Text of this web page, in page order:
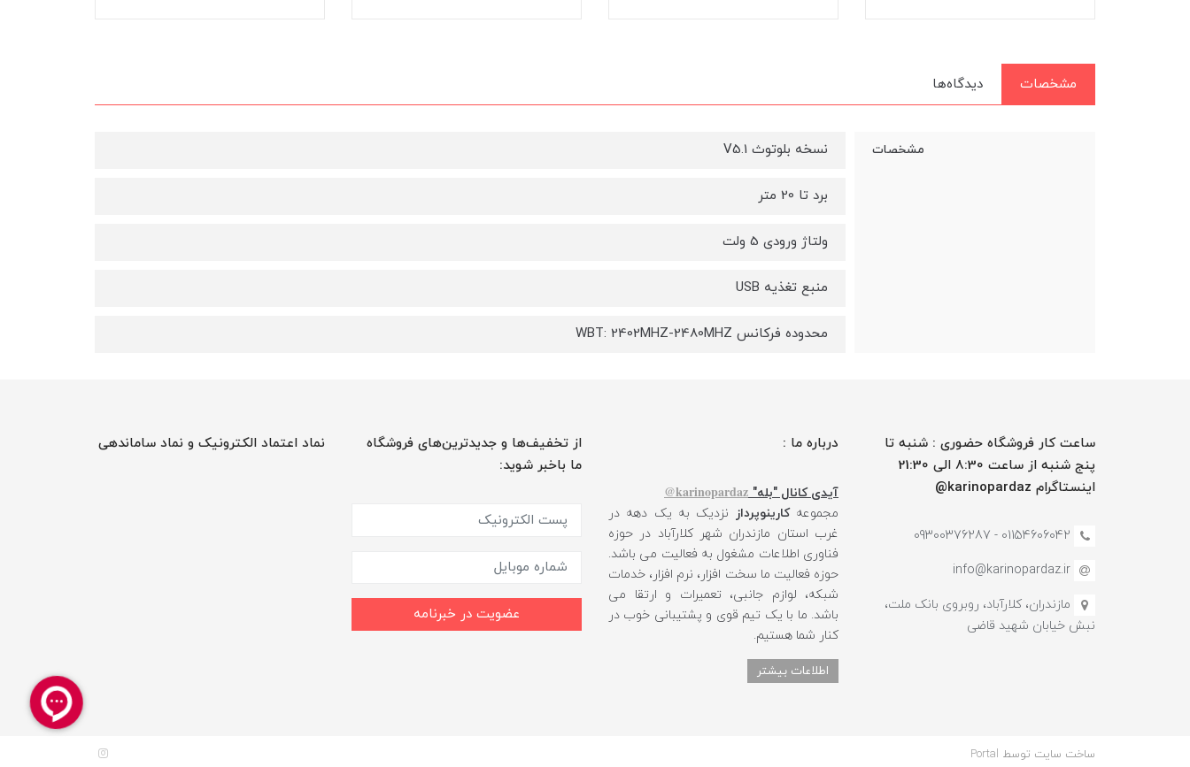
مشخصات دیدگاه‌ها
مشخصات نسخه بلوتوث V5.1
برد تا 20 متر
ولتاژ ورودی 5 ولت
منبع تغذیه USB
محدوده فرکانس WBT: 2402MHZ-2480MHZ
ساعت کار فروشگاه حضوری : شنبه تا
پنج شنبه از ساعت 8:30 الی 21:30
اینستاگرام karinopardaz@
01154606042 - 09300376287
info@karinopardaz.ir
مازندران، کلارآباد، روبروی بانک ملت،
نبش خیابان شهید قاضی
درباره ما :
آیدی کانال "بله" karinopardaz@
مجموعهکارینوپرداز نزدیک به یک دهه در
غرب استان مازندران شهر کلارآباد در حوزه
فناوری اطلاعات مشغول به فعالیت می باشد.
حوزه فعالیت ما سخت افزار، نرم افزار، خدمات
شبکه، لوازم جانبی، تعمیرات و ارتقا می
باشد. ما با یک تیم قوی و پشتیبانی خوب در
کنار شما هستیم.
اطلاعات بیشتر
از تخفیف‌ها و جدیدترین‌های فروشگاه
ما باخبر شوید:
عضویت در خبرنامه
نماد اعتماد الکترونیک و نماد ساماندهی
ساخت سایت توسط Portal